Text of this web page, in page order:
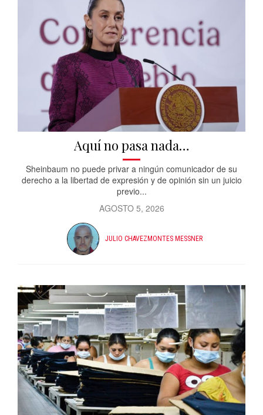
Aquí no pasa nada…
Sheinbaum no puede privar a ningún comunicador de su
derecho a la libertad de expresión y de opinión sin un juicio
previo...
AGOSTO 5, 2026
JULIO CHAVEZMONTES MESSNER